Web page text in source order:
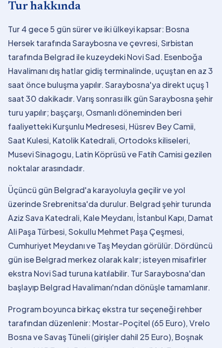
Tur hakkında
Tur 4 gece 5 gün sürer ve iki ülkeyi kapsar: Bosna
Hersek tarafında Saraybosna ve çevresi, Sırbistan
tarafında Belgrad ile kuzeydeki Novi Sad. Esenboğa
Havalimanı dış hatlar gidiş terminalinde, uçuştan en az 3
saat önce buluşma yapılır. Saraybosna'ya direkt uçuş 1
saat 30 dakikadır. Varış sonrası ilk gün Saraybosna şehir
turu yapılır; başçarşı, Osmanlı döneminden beri
faaliyetteki Kurşunlu Medresesi, Hüsrev Bey Camii,
Saat Kulesi, Katolik Katedrali, Ortodoks kiliseleri,
Musevi Sinagogu, Latin Köprüsü ve Fatih Camisi gezilen
noktalar arasındadır.
Üçüncü gün Belgrad'a karayoluyla geçilir ve yol
üzerinde Srebrenitsa'da durulur. Belgrad şehir turunda
Aziz Sava Katedrali, Kale Meydanı, İstanbul Kapı, Damat
Ali Paşa Türbesi, Sokullu Mehmet Paşa Çeşmesi,
Cumhuriyet Meydanı ve Taş Meydan görülür. Dördüncü
gün ise Belgrad merkez olarak kalır; isteyen misafirler
ekstra Novi Sad turuna katılabilir. Tur Saraybosna'dan
başlayıp Belgrad Havalimanı'ndan dönüşle tamamlanır.
Program boyunca birkaç ekstra tur seçeneği rehber
tarafından düzenlenir: Mostar-Poçitel (65 Euro), Vrelo
Bosna ve Savaş Tüneli (girişler dahil 25 Euro), Boşnak